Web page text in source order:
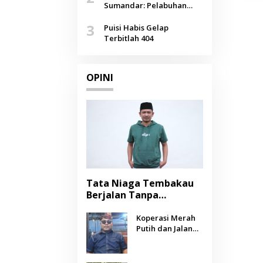
Agustus
Sumandar: Pelabuhan
Selendang Benang Merah
Lombang
3
Puisi Habis Gelap
Terbitlah 404
OPINI
Tata Niaga Tembakau
Berjalan Tanpa
Negara Berpihak
kepada Petani?
Koperasi Merah
Putih dan Jalan